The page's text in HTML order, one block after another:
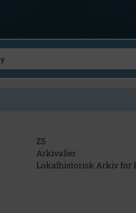
Z5
Arkivalier
Lokalhistorisk Arkiv for